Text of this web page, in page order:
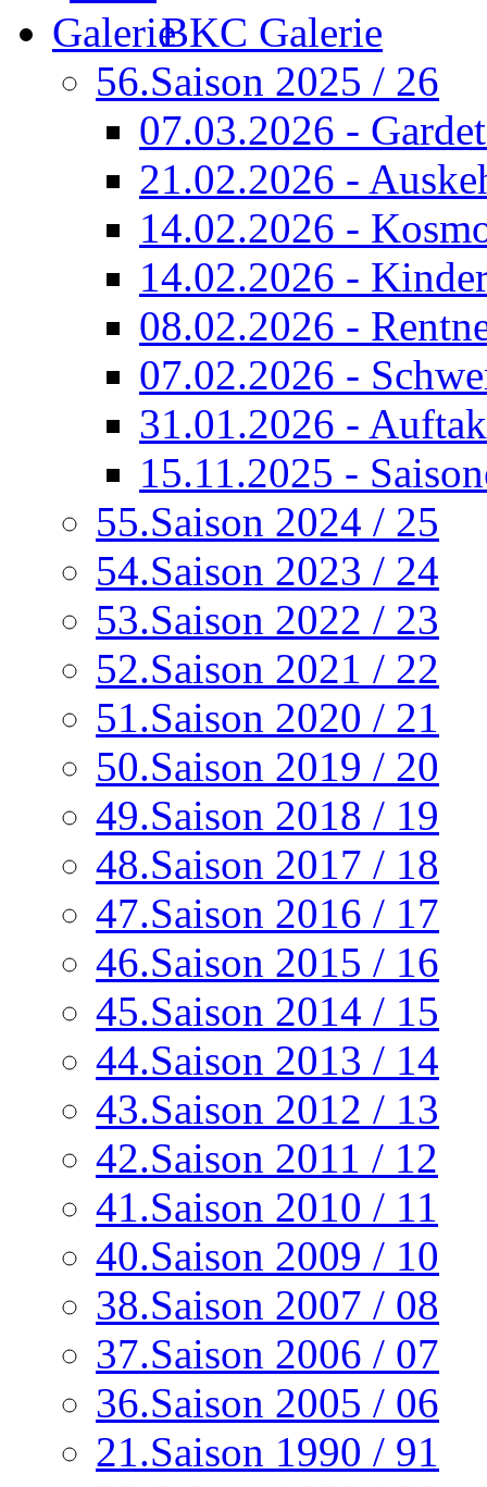
BKC Galerie
56.Saison 2025 / 26
07.03.2026 -
21.02.2026 -
14.02.2026 -
14.02.2026 -
08.02.2026 -
07.02.2026 -
31.01.2026 -
15.11.2025 -
55.Saison 2024 / 25
54.Saison 2023 / 24
53.Saison 2022 / 23
52.Saison 2021 / 22
51.Saison 2020 / 21
50.Saison 2019 / 20
49.Saison 2018 / 19
48.Saison 2017 / 18
47.Saison 2016 / 17
46.Saison 2015 / 16
45.Saison 2014 / 15
44.Saison 2013 / 14
43.Saison 2012 / 13
42.Saison 2011 / 12
41.Saison 2010 / 11
40.Saison 2009 / 10
38.Saison 2007 / 08
37.Saison 2006 / 07
36.Saison 2005 / 06
21.Saison 1990 / 91